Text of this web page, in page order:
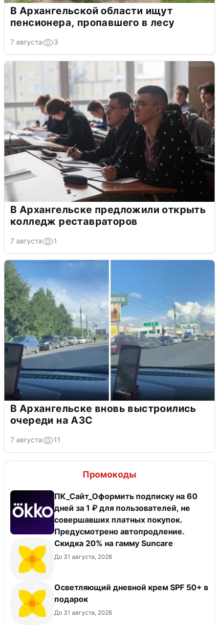
В Архангельской области ищут
пенсионера, пропавшего в лесу
7 августа 3
В Архангельске предложили открыть
колледж реставраторов
7 августа 1
В Архангельске вновь выстроились
очереди на АЗС
7 августа 11
Промокоды
ПК_Сайт_Оформить подписку на 60
дней за 1 ₽ для пользователей, не
совершавших платных покупок.
Предусмотрено автопродление.
Скидка 20% на гамму Suncare
До 31 августа, 2026
Осветляющий дневной крем SPF 50+ в
подарок
До 31 августа, 2026